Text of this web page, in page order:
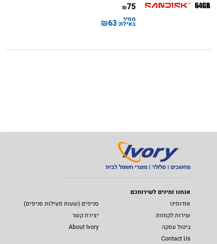
75
₪
מחיר
באילת:63
₪
אנחנו זמינים לשירותכם
אודותינו
סניפים (שעות פעילות סניפים)
שירות לקוחות
יצירת קשר
ביטול עסקה
About Ivory
Contact Us